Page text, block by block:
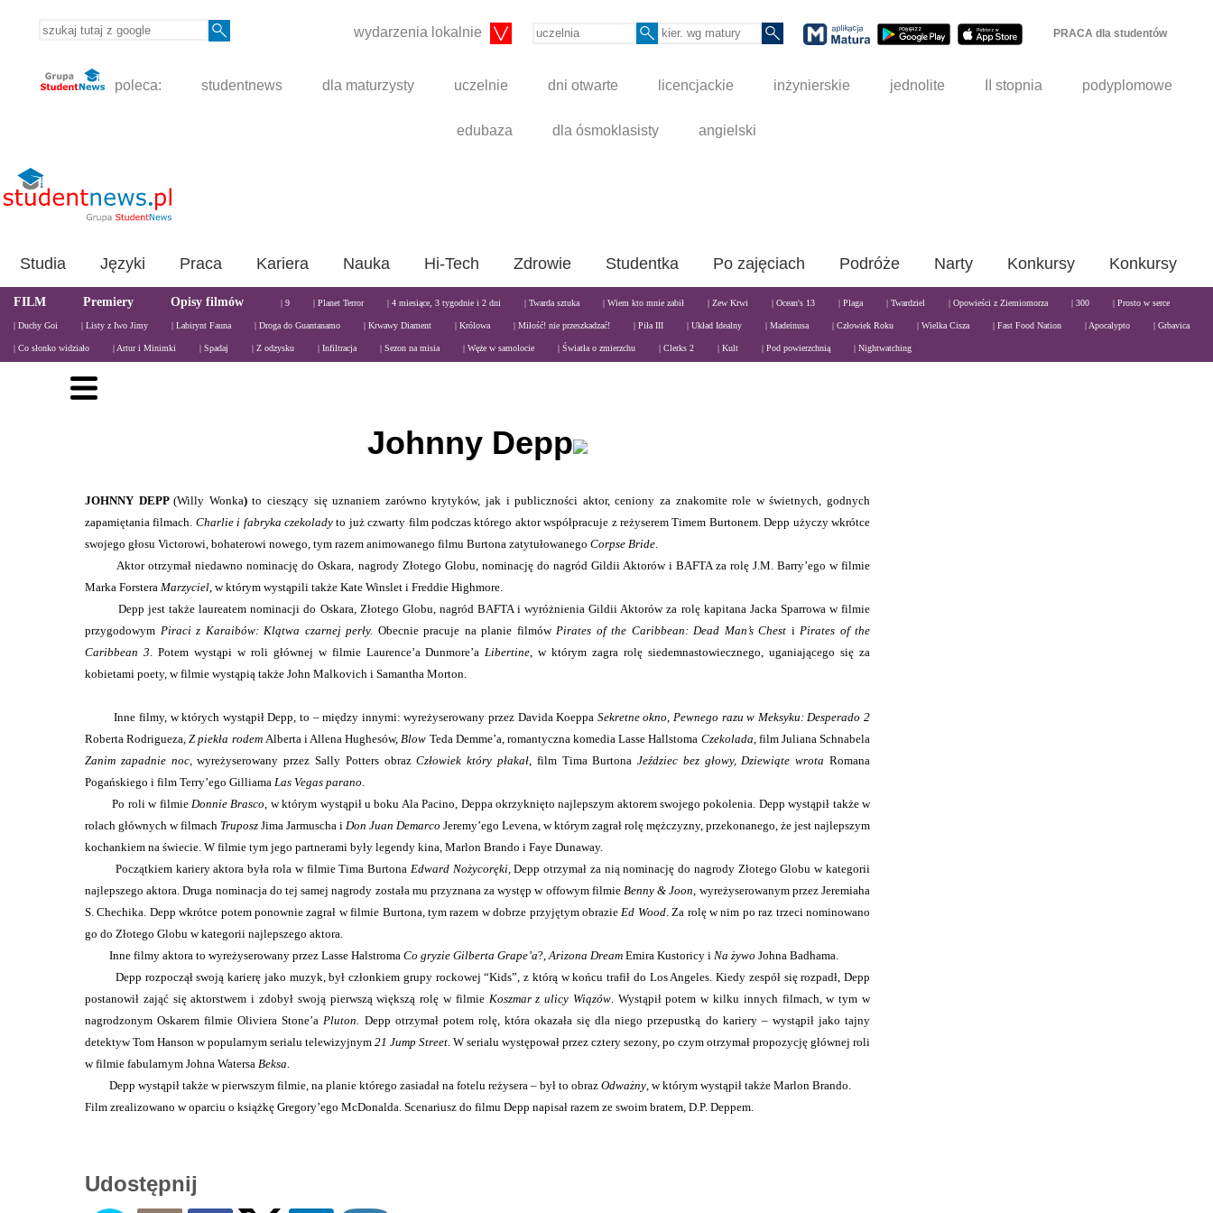
wydarzenia lokalnie PRACA dla studentów
poleca: studentnews dla maturzysty uczelnie dni otwarte licencjackie inżynierskie jednolite II stopnia podyplomowe
edubaza dla ósmoklasisty angielski
Studia Języki Praca Kariera Nauka Hi-Tech Zdrowie Studentka Po zajęciach Podróże Narty Konkursy Konkursy
FILM Premiery Opisy filmów | 9 | Planet Terror | 4 miesiące, 3 tygodnie i 2 dni | Twarda sztuka | Wiem kto mnie zabił | Zew Krwi | Ocean's 13 | Plaga | Twardziel | Opowieści z Ziemiomorza | 300 | Prosto w serce
| Duchy Goi | Listy z Iwo Jimy | Labirynt Fauna | Droga do Guantanamo | Krwawy Diament | Królowa | Miłość! nie przeszkadzać! | Piła III | Układ Idealny | Madeinusa | Człowiek Roku | Wielka Cisza | Fast Food Nation | Apocalypto | Grbavica
| Co słonko widziało | Artur i Minimki | Spadaj | Z odzysku | Infiltracja | Sezon na misia | Węże w samolocie | Światła o zmierzchu | Clerks 2 | Kult | Pod powierzchnią | Nightwatching
Johnny Depp
JOHNNY DEPP(Willy Wonka)to cieszący się uznaniem zarówno krytyków, jak i publiczności aktor, ceniony za znakomite role w świetnych, godnych
zapamiętania filmach. Charlie i fabryka czekoladyto już czwarty film podczas którego aktor współpracuje z reżyserem Timem Burtonem. Depp użyczy wkrótce
swojego głosu Victorowi, bohaterowi nowego, tym razem animowanego filmu Burtona zatytułowanego Corpse Bride
Aktor otrzymał niedawno nominację do Oskara, nagrody Złotego Globu, nominację do nagród Gildii Aktorów i BAFTA za rolę J.M. Barry’ego w filmie
Marka Forstera Marzyciel , w którym wystąpili także Kate Winslet i Freddie Highmore.
Depp jest także laureatem nominacji do Oskara, Złotego Globu, nagród BAFTA i wyróżnienia Gildii Aktorów za rolę kapitana Jacka Sparrowa w filmie
przygodowym Piraci z Karaibów: Klątwa czarnej perły. Obecnie pracuje na planie filmów Pirates of the Caribbean: Dead Man’s Chest i Pirates of the
Caribbean 3 Potem wystąpi w roli głównej w filmie Laurence’a Dunmore’a Libertine, w którym zagra rolę siedemnastowiecznego, uganiającego się za
kobietami poety, w filmie wystąpią także John Malkovich i Samantha Morton.
Inne filmy, w których wystąpił Depp, to – między innymi: wyreżyserowany przez Davida Koeppa Sekretne okno, Pewnego razu w Meksyku: Desperado 2
Roberta Rodrigueza,Z piekła rodem Alberta i Allena Hughesów, Blow Teda Demme’a, romantyczna komedia Lasse Hallstoma Czekolada , film Juliana Schnabela
Zanim zapadnie noc,wyreżyserowany przez Sally Potters obrazCzłowiek który płakał, film Tima BurtonaJeździec bez głowy, Dziewiąte wrotaRomana
Pogańskiego i film Terry’ego Gilliama Las Vegas parano
Po roli w filmie Donnie Brasco , w którym wystąpił u boku Ala Pacino, Deppa okrzyknięto najlepszym aktorem swojego pokolenia. Depp wystąpił także w
rolach głównych w filmach Truposz Jima Jarmuscha i Don Juan Demarco Jeremy’ego Levena, w którym zagrał rolę mężczyzny, przekonanego, że jest najlepszym
kochankiem na świecie. W filmie tym jego partnerami były legendy kina, Marlon Brando i Faye Dunaway.
Początkiem kariery aktora była rola w filmie Tima Burtona Edward Nożycoręki,Depp otrzymał za nią nominację do nagrody Złotego Globu w kategorii
najlepszego aktora. Druga nominacja do tej samej nagrody została mu przyznana za występ w offowym filmie Benny & Joon, wyreżyserowanym przez Jeremiaha
S. Chechika. Depp wkrótce potem ponownie zagrał w filmie Burtona, tym razem w dobrze przyjętym obrazie Ed Wood. Za rolę w nim po raz trzeci nominowano
go do Złotego Globu w kategorii najlepszego aktora.
Inne filmy aktora to wyreżyserowany przez Lasse Halstroma Co gryzie Gilberta Grape’a?, Arizona Dream Emira Kustoricy i Na żywo Johna Badhama.
Depp rozpoczął swoją karierę jako muzyk, był członkiem grupy rockowej “Kids”, z którą w końcu trafił do Los Angeles. Kiedy zespół się rozpadł, Depp
postanowił zająć się aktorstwem i zdobył swoją pierwszą większą rolę w filmie Koszmar z ulicy Wiązów. Wystąpił potem w kilku innych filmach, w tym w
nagrodzonym Oskarem filmie Oliviera Stone’a Pluton. Depp otrzymał potem rolę, która okazała się dla niego przepustką do kariery – wystąpił jako tajny
detektyw Tom Hanson w popularnym serialu telewizyjnym 21 Jump Street . W serialu występował przez cztery sezony, po czym otrzymał propozycję głównej roli
w filmie fabularnym Johna Watersa Beksa
Depp wystąpił także w pierwszym filmie, na planie którego zasiadał na fotelu reżysera – był to obraz Odważny , w którym wystąpił także Marlon Brando.
Film zrealizowano w oparciu o książkę Gregory’ego McDonalda. Scenariusz do filmu Depp napisał razem ze swoim bratem, D.P. Deppem.
Udostępnij